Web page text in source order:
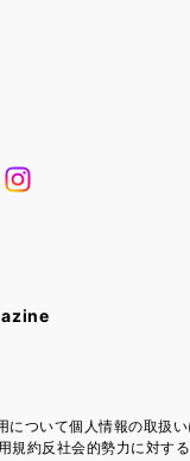
YouTube
について個人情報の取扱い
規約反社会的勢力に対す